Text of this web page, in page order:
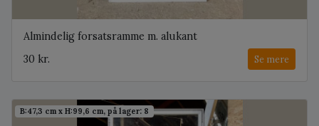
Almindelig forsatsramme m. alukant
30 kr.
Se mere
B:47,3 cm x H:99,6 cm, på lager: 8